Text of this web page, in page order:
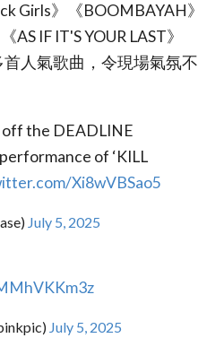
Girls》《BOOMBAYAH》
AS IF IT'S YOUR LAST》
首人氣歌曲，令現場氣氛不
off the DEADLINE
of ‘KILL
Xi8wVBSao5
July 5, 2025
July 5, 2025